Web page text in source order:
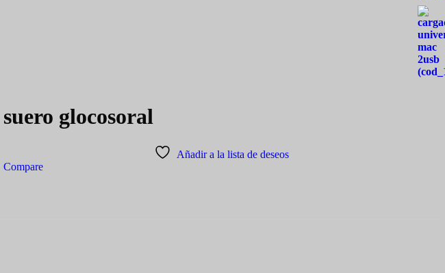
suero glocosoral
Añadir a la lista de deseos
Compare